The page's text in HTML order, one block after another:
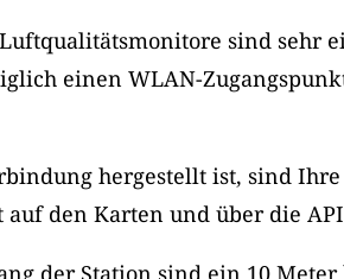
sind sehr
einen WLAN-
hergestellt ist, sind
auf den Karten und über die
der Station sind ein 10 Meter